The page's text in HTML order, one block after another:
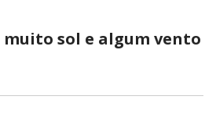
sol e algum vento